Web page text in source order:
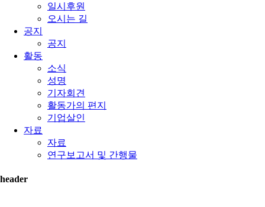
일시후원
오시는 길
공지
공지
활동
소식
성명
기자회견
활동가의 편지
기업살인
자료
자료
연구보고서 및 간행물
header